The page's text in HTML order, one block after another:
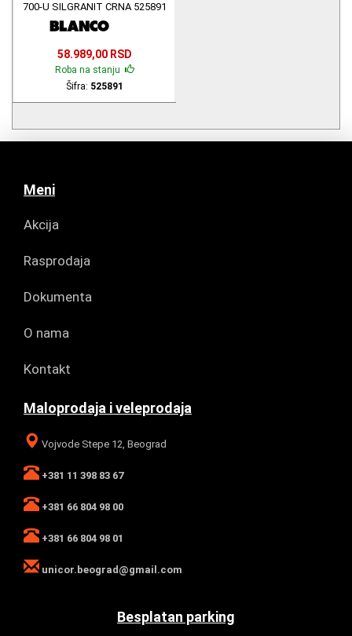
700-U SILGRANIT CRNA 525891
58.989,00 RSD
Roba na stanju
Šifra: 525891
Meni
Akcija
Rasprodaja
Dokumenta
O nama
Kontakt
Maloprodaja i veleprodaja
Vojvode Stepe 12, Beograd
+381 11 398 83 67
+381 66 804 98 00
+381 66 804 98 01
unicor.beograd@gmail.com
Besplatan parking